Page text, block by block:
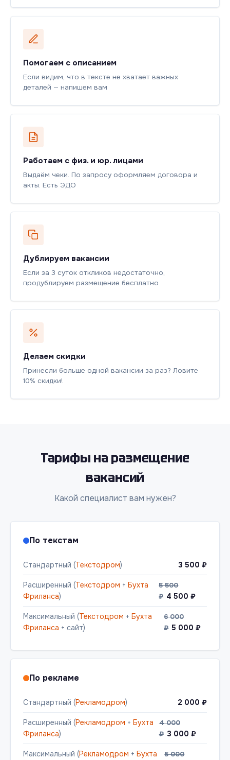
Помогаем с описанием
Если видим, что в тексте не хватает важных
деталей — напишем вам
Работаем с физ. и юр. лицами
Выдаём чеки. По запросу оформляем договора и
акты. Есть ЭДО
Дублируем вакансии
Если за 3 суток откликов недостаточно,
продублируем размещение бесплатно
Делаем скидки
Принесли больше одной вакансии за раз? Ловите
10% скидки!
Тарифы на размещение
вакансий
Какой специалист вам нужен?
По текстам
Стандартный (Текстодром) 3 500 ₽
Расширенный (Текстодром + Бухта
Фриланса)
5 500
₽ 4 500 ₽
Максимальный (Текстодром + Бухта
Фриланса + сайт)
6 000
₽ 5 000 ₽
По рекламе
Стандартный (Рекламодром) 2 000 ₽
Расширенный (Рекламодром + Бухта
Фриланса)
4 000
₽ 3 000 ₽
Максимальный (Рекламодром + Бухта
5 000